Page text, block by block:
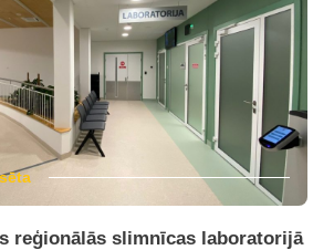
reģionālās slimnīcas laboratorijā